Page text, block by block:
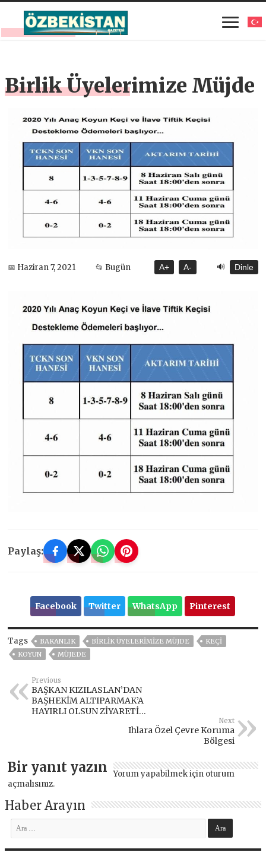
Birlik Üyelerimize Müjde
📅 Haziran 7, 2021 📂 Bugün A+ A- 🔊 Dinle
Paylaş:
Facebook Twitter WhatsApp Pinterest
Tags BAKANLIK BIRLIK ÜYELERIMIZE MÜJDE
KEÇİ
KOYUN
MÜJEDE
Previous
BAŞKAN KIZILASLAN’DAN
BAŞHEKİM ALTIPARMAK’A
HAYIRLI OLSUN ZİYARETİ…
Next
Ihlara Özel Çevre Koruma
Bölgesi
Bir yanıt yazın Yorum yapabilmek için oturum
açmalısınız.
Haber Arayın